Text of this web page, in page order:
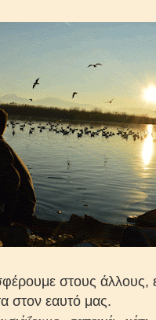
στους άλλους,
στον εαυτό μας.